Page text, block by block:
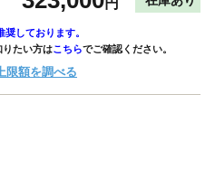
奨しております。
りたい方はこちらでご確認ください。
上限額を調べる